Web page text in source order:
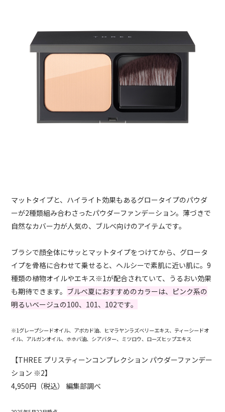
マットタイプと、ハイライト効果もあるグロータイプのパウダ
ーが2種類組み合わさったパウダーファンデーション。薄づきで
自然なカバー力が人気の、ブルベ向けのアイテムです。
ブラシで顔全体にサッとマットタイプをつけてから、グロータ
イプを骨格に合わせて乗せると、ヘルシーで素肌に近い肌に。9
種類の植物オイルやエキス※1が配合されていて、うるおい効果
も期待できます。 ブルベ夏におすすめのカラーは、ピンク系の
明るいベージュの100、101、102です。
※1グレープシードオイル、アボカド油、ヒマラヤンラズベリーエキス、ティーシードオ
イル、アルガンオイル、ホホバ油、シアバター、ミツロウ、ローズヒップエキス
【THREE プリスティーンコンプレクション パウダーファンデー
ション ※2】
4,950円（税込） 編集部調べ